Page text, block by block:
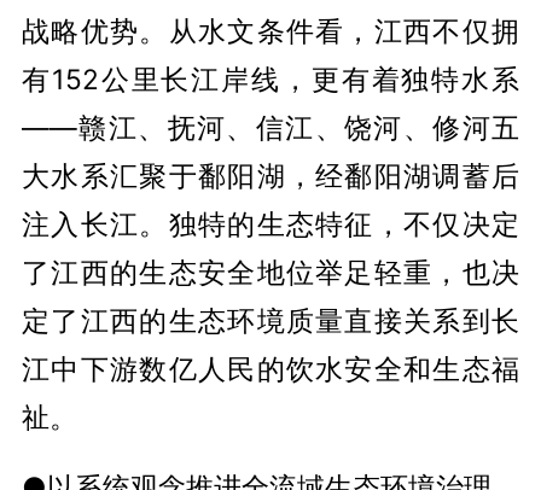
战略优势。从水文条件看，江西不仅拥
有152公里长江岸线，更有着独特水系
——赣江、抚河、信江、饶河、修河五
大水系汇聚于鄱阳湖，经鄱阳湖调蓄后
注入长江。独特的生态特征，不仅决定
了江西的生态安全地位举足轻重，也决
定了江西的生态环境质量直接关系到长
江中下游数亿人民的饮水安全和生态福
祉。